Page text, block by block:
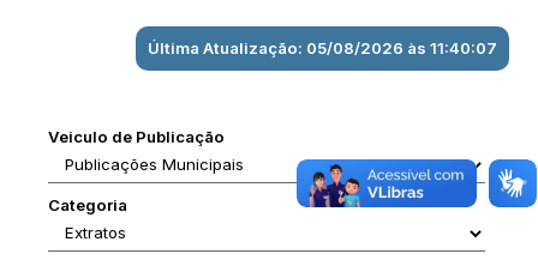
Última Atualização: 05/08/2026 às 11:40:07
Veiculo de Publicação
Categoria